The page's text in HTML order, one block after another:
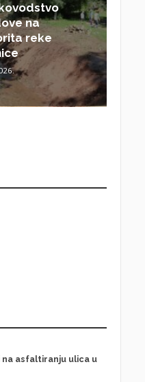
na
reke
asfaltiranju ulica u